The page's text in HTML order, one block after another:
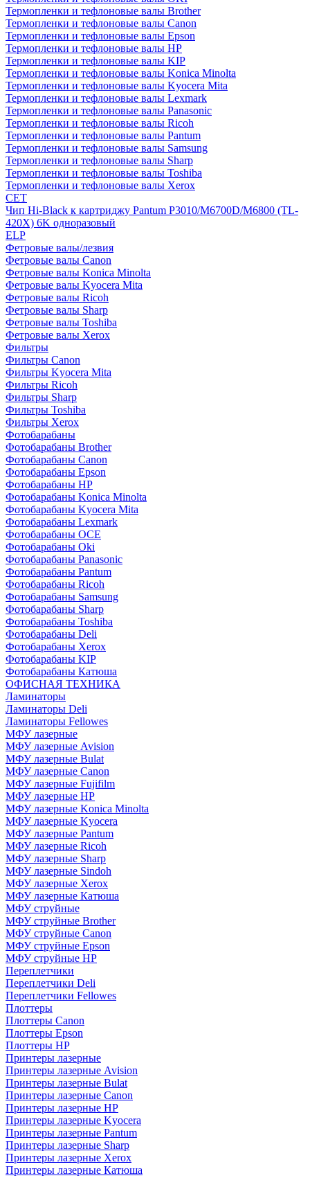
Термопленки и тефлоновые валы Brother
Термопленки и тефлоновые валы Canon
Термопленки и тефлоновые валы Epson
Термопленки и тефлоновые валы HP
Термопленки и тефлоновые валы KIP
Термопленки и тефлоновые валы Konica Minolta
Термопленки и тефлоновые валы Kyocera Mita
Термопленки и тефлоновые валы Lexmark
Термопленки и тефлоновые валы Panasonic
Термопленки и тефлоновые валы Ricoh
Термопленки и тефлоновые валы Pantum
Термопленки и тефлоновые валы Samsung
Термопленки и тефлоновые валы Sharp
Термопленки и тефлоновые валы Toshiba
Термопленки и тефлоновые валы Xerox
CET
Чип Hi-Black к картриджу Pantum P3010/M6700D/M6800 (TL-
420X) 6K одноразовый
ELP
Фетровые валы/лезвия
Фетровые валы Canon
Фетровые валы Konica Minolta
Фетровые валы Kyocera Mita
Фетровые валы Ricoh
Фетровые валы Sharp
Фетровые валы Toshiba
Фетровые валы Xerox
Фильтры
Фильтры Canon
Фильтры Kyocera Mita
Фильтры Ricoh
Фильтры Sharp
Фильтры Toshiba
Фильтры Xerox
Фотобарабаны
Фотобарабаны Brother
Фотобарабаны Canon
Фотобарабаны Epson
Фотобарабаны HP
Фотобарабаны Konica Minolta
Фотобарабаны Kyocera Mita
Фотобарабаны Lexmark
Фотобарабаны OCE
Фотобарабаны Oki
Фотобарабаны Panasonic
Фотобарабаны Pantum
Фотобарабаны Ricoh
Фотобарабаны Samsung
Фотобарабаны Sharp
Фотобарабаны Toshiba
Фотобарабаны Deli
Фотобарабаны Xerox
Фотобарабаны KIP
Фотобарабаны Катюша
ОФИСНАЯ ТЕХНИКА
Ламинаторы
Ламинаторы Deli
Ламинаторы Fellowes
МФУ лазерные
МФУ лазерные Avision
МФУ лазерные Bulat
МФУ лазерные Canon
МФУ лазерные Fujifilm
МФУ лазерные HP
МФУ лазерные Konica Minolta
МФУ лазерные Kyocera
МФУ лазерные Pantum
МФУ лазерные Ricoh
МФУ лазерные Sharp
МФУ лазерные Sindoh
МФУ лазерные Xerox
МФУ лазерные Катюша
МФУ струйные
МФУ струйные Brother
МФУ струйные Canon
МФУ струйные Epson
МФУ струйные HP
Переплетчики
Переплетчики Deli
Переплетчики Fellowes
Плоттеры
Плоттеры Canon
Плоттеры Epson
Плоттеры HP
Принтеры лазерные
Принтеры лазерные Avision
Принтеры лазерные Bulat
Принтеры лазерные Canon
Принтеры лазерные HP
Принтеры лазерные Kyocera
Принтеры лазерные Pantum
Принтеры лазерные Sharp
Принтеры лазерные Xerox
Принтеры лазерные Катюша